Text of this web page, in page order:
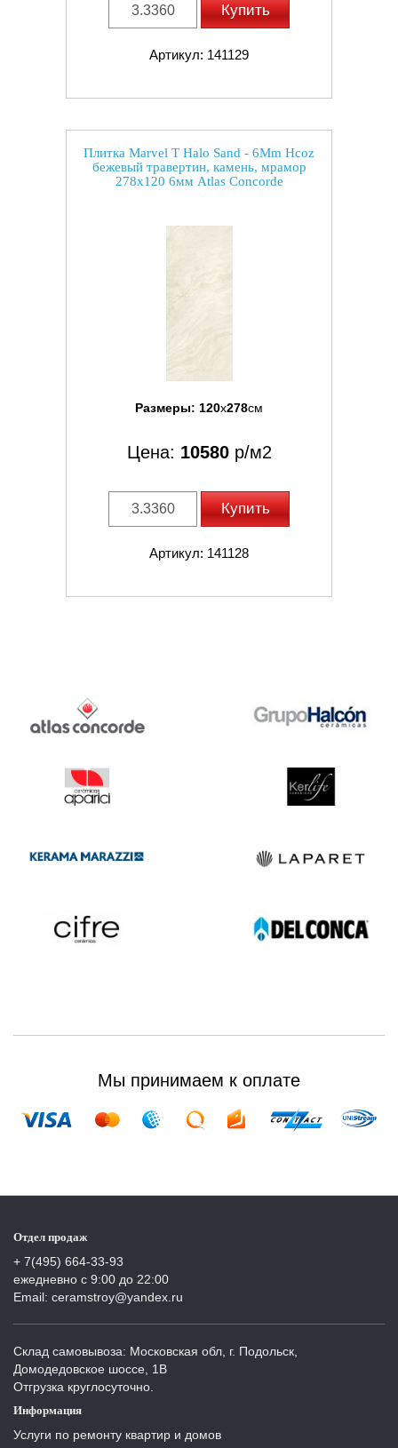
Купить
Артикул: 141129
Плитка Marvel T Halo Sand - 6Mm Hcoz
бежевый травертин, камень, мрамор
278x120 6мм Atlas Concorde
Размеры: 120x278см
Цена: 10580р/м2
Купить
Артикул: 141128
Мы принимаем к оплате
Отдел продаж
+ 7(495) 664-33-93
ежедневно с 9:00 до 22:00
Email: ceramstroy@yandex.ru
Склад самовывоза: Московская обл, г. Подольск,
Домодедовское шоссе, 1В
Отгрузка круглосуточно.
Информация
Услуги по ремонту квартир и домов